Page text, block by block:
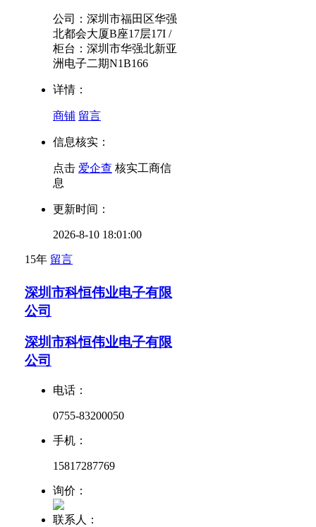
公司：深圳市福田区华强
北都会大厦B座17层17I /
柜台：深圳市华强北新亚
洲电子二期N1B166
详情：
商铺 留言
信息核实：
点击 爱企查 核实工商信
息
更新时间：
2026-8-10 18:01:00
15年 留言
深圳市科恒伟业电子有限
公司
深圳市科恒伟业电子有限
公司
电话：
0755-83200050
手机：
15817287769
询价：
联系人：